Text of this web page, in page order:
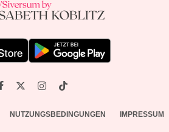
NUTZUNGSBEDINGUNGEN IMPRESSUM